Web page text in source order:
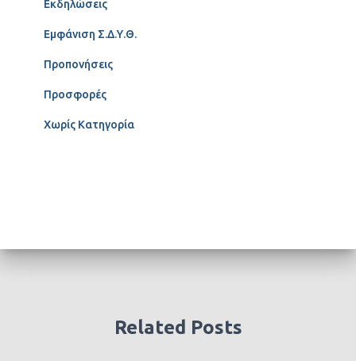
Εκδηλώσεις
Εμφάνιση Σ.Δ.Υ.Θ.
Προπονήσεις
Προσφορές
Χωρίς Κατηγορία
Related Posts